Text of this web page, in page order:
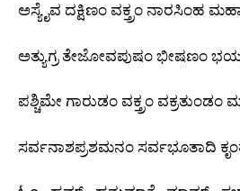
ಅಸ್ಯೈವ ದಕ್ಷಿಣಂ ವಕ್ತ್ರಂ ನಾರಸಿಂಹ
ಅತ್ಯುಗ್ರ ತೇಜೋವಪುಷಂ ಭೀಷಣಂ
ಪಶ್ಚಿಮೇ ಗಾರುಡಂ ವಕ್ತ್ರಂ
ಸರ್ವನಾಶಪ್ರಶಮನಂ ಸರ್ವಭೂತಾದಿ